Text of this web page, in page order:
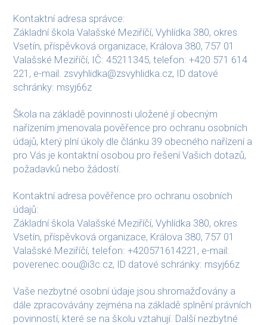
Kontaktní adresa správce:
Základní škola Valašské Meziříčí, Vyhlídka 380, okres
Vsetín, příspěvková organizace, Králova 380, 757 01
Valašské Meziříčí, IČ: 45211345, telefon: +420 571 614
221, e-mail. zsvyhlidka@zsvyhlidka.cz, ID datové
schránky: msyj66z
Škola na základě povinnosti uložené jí obecným
nařízením jmenovala pověřence pro ochranu osobních
údajů, který plní úkoly dle článku 39 obecného nařízení a
pro Vás je kontaktní osobou pro řešení Vašich dotazů,
požadavků nebo žádostí.
Kontaktní adresa pověřence pro ochranu osobních
údajů:
Základní škola Valašské Meziříčí, Vyhlídka 380, okres
Vsetín, příspěvková organizace, Králova 380, 757 01
Valašské Meziříčí, telefon: +420571614221, e-mail:
poverenec.oou@i3c.cz, ID datové schránky: msyj66z
Vaše nezbytné osobní údaje jsou shromažďovány a
dále zpracovávány zejména na základě splnění právních
povinností, které se na školu vztahují. Další nezbytné